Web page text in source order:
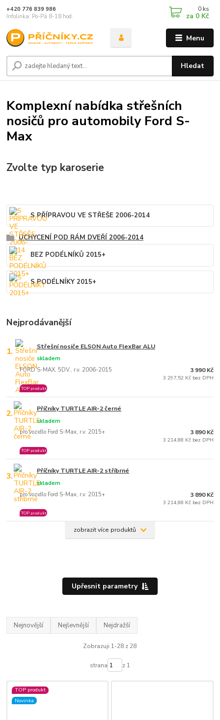
Menu
Hledat
+420 776 839 986
Infolinka: Po-Pá 8-18 hod.
0 ks
za 0 Kč
Komplexní nabídka střešních
nosičů pro automobily Ford S-
Max
Zvolte typ karoserie
S PŘÍPRAVOU VE STŘEŠE 2006-2014
UCHYCENÍ POD RÁM DVEŘÍ 2006-2014
BEZ PODÉLNÍKŮ 2015+
S PODÉLNÍKY 2015+
Nejprodávanější
1. Střešní nosiče ELSON Auto FlexBar ALU
FORD S-MAX, 5DV., r.v. 2006-2015
skladem
TOP produkt
3 990 Kč
3 297,52 Kč bez DPH
2. Příčníky TURTLE AIR-2 černé
pro vozidlo Ford S-Max, r.v. 2015+
skladem
TOP produkt
3 890 Kč
3 214,88 Kč bez DPH
3. Příčníky TURTLE AIR-2 stříbrné
pro vozidlo Ford S-Max, r.v. 2015+
skladem
TOP produkt
3 890 Kč
3 214,88 Kč bez DPH
zobrazit více produktů
Upřesnit parametry
Nejnovější Nejlevnější Nejdražší
Zobrazuji 1-28 z 28
strana z 1
TOP produkt
Novinka